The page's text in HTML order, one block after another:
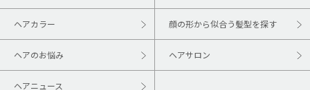
ヘアカラー 顔の形から似合う髪型を探す
ヘアのお悩み ヘアサロン
ヘアニュース